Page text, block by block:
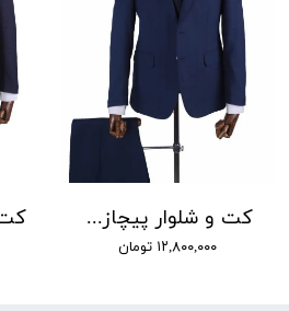
کت و شلوار پیچازی مطهری طرح محو کد 004
۱۲,۸۰۰,۰۰۰ تومان